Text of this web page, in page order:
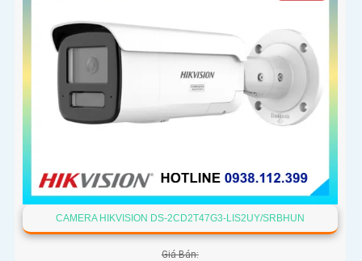
CAMERA HIKVISION DS-2CD2T47G3-LIS2UY/SRBHUN
Giá Bán: